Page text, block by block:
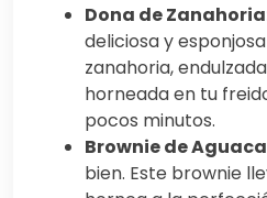
Dona de
deliciosa y
zanahoria,
horneada en tu
pocos minutos.
Brownie de
bien. Este brownie